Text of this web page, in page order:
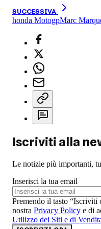
SUCCESSIVA
honda MotogpMarc
Iscriviti alla
Le notizie più importanti,
Inserisci la tua email
Premendo il tasto “Iscriviti
nostra Privacy Policy e di
Utilizzo dei Siti e di